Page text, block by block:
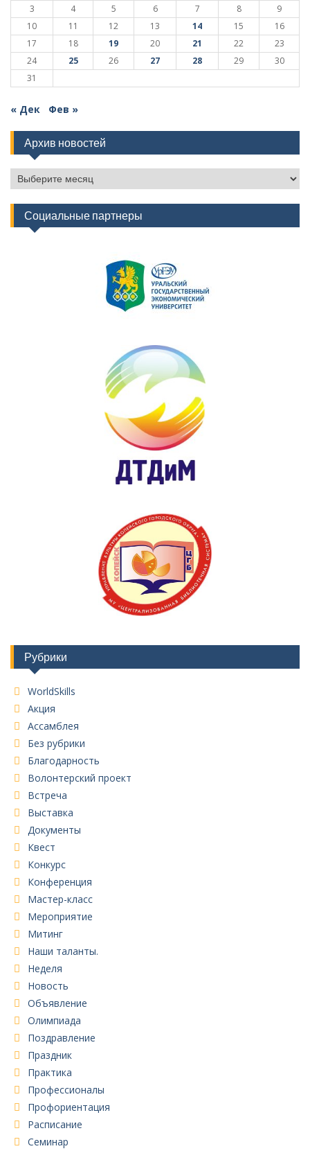
3 4 5 6 7 8
9
10
11 12 13 14 15
16
17
18 19 20 21 22
23
24
25 26 27 28 29
30
31
« Дек Фев »
Архив новостей
Архив
новостей
Социальные партнеры
Рубрики
WorldSkills
Акция
Ассамблея
Без рубрики
Благодарность
Волонтерский проект
Встреча
Выставка
Документы
Квест
Конкурс
Конференция
Мастер-класс
Мероприятие
Митинг
Наши таланты.
Неделя
Новость
Объявление
Олимпиада
Поздравление
Праздник
Практика
Профессионалы
Профориентация
Расписание
Семинар